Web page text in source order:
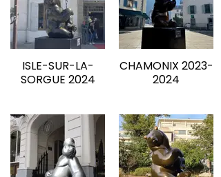
ISLE-SUR-LA-
SORGUE 2024
CHAMONIX 2023-
2024